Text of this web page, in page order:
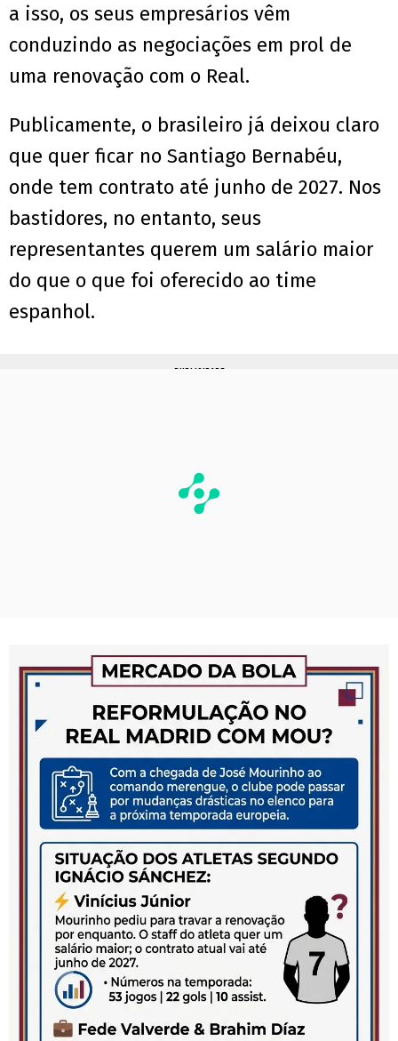
a isso, os seus empresários vêm
conduzindo as negociações em prol de
uma renovação com o Real.
Publicamente, o brasileiro já deixou claro
que quer ficar no Santiago Bernabéu,
onde tem contrato até junho de 2027. Nos
bastidores, no entanto, seus
representantes querem um salário maior
do que o que foi oferecido ao time
espanhol.
PUBLICIDADE